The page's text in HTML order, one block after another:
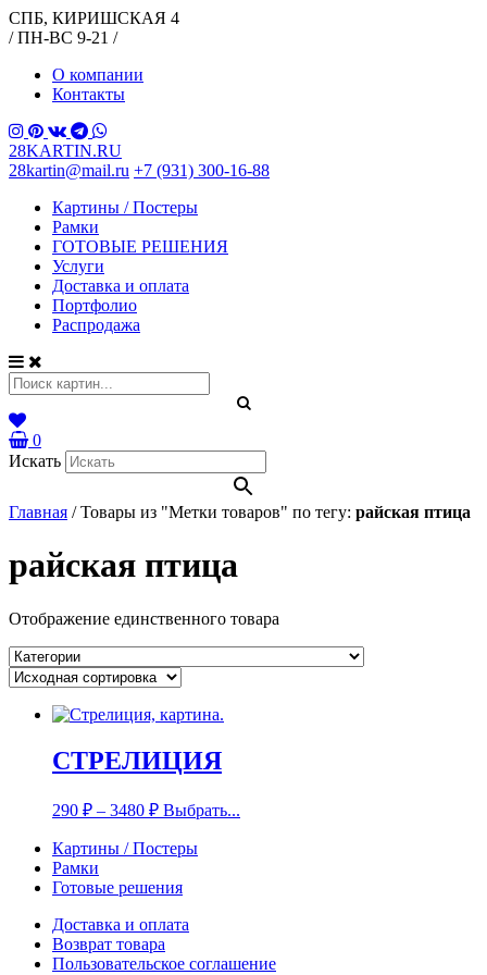
СПБ, КИРИШСКАЯ 4
/ ПН-ВС 9-21 /
О компании
Контакты
28KARTIN.RU
28kartin@mail.ru +7 (931) 300-16-88
Картины / Постеры
Рамки
ГОТОВЫЕ РЕШЕНИЯ
Услуги
Доставка и оплата
Портфолио
Распродажа
0
Искать
Главная /Товары из "Метки товаров" по тегу: райская птица
райская птица
Отображение единственного товара
СТРЕЛИЦИЯ
290 ₽ – 3480 ₽ Выбрать...
Картины / Постеры
Рамки
Готовые решения
Доставка и оплата
Возврат товара
Пользовательское соглашение